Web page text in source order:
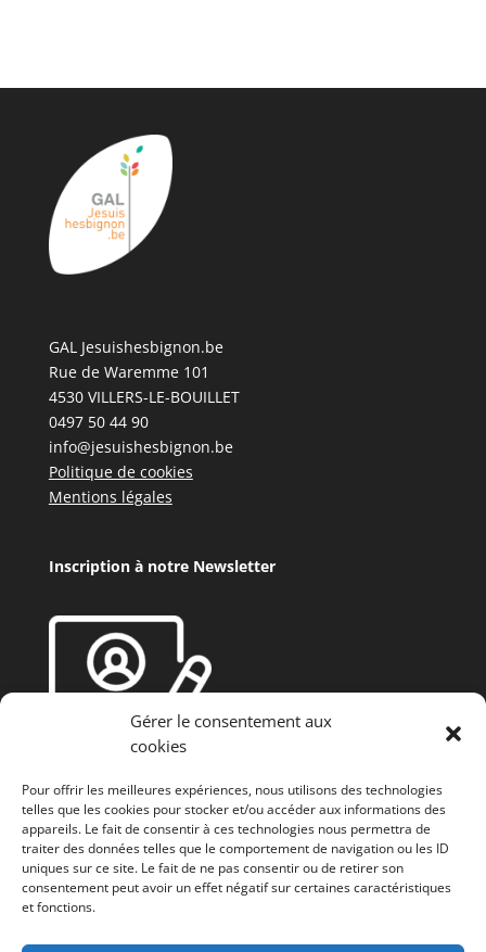
Gérer le consentement aux
cookies
Pour offrir les meilleures expériences, nous utilisons des technologies
telles que les cookies pour stocker et/ou accéder aux informations des
appareils. Le fait de consentir à ces technologies nous permettra de
traiter des données telles que le comportement de navigation ou les ID
uniques sur ce site. Le fait de ne pas consentir ou de retirer son
consentement peut avoir un effet négatif sur certaines caractéristiques
et fonctions.
GAL Jesuishesbignon.be
Rue de Waremme 101
4530 VILLERS-LE-BOUILLET
0497 50 44 90
info@jesuishesbignon.be
Politique de cookies
Mentions légales
Inscription à notre Newsletter
(FEADER) : L’Europe investit dans les zones rurales